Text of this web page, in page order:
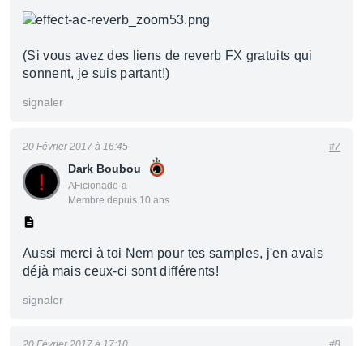
(Si vous avez des liens de reverb FX gratuits qui
sonnent, je suis partant!)
signaler
Dark Boubou
AFicionado·a
Membre depuis 10 ans
20 Février 2017 à 16:45 #7
Aussi merci à toi Nem pour tes samples, j'en avais
déjà mais ceux-ci sont différents!
signaler